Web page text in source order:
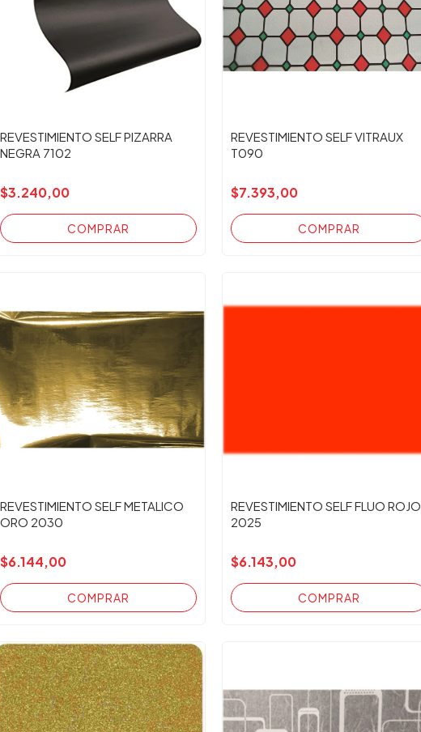
REVESTIMIENTO SELF PIZARRA
NEGRA 7102
$3.240,00
REVESTIMIENTO SELF VITRAUX
T090
$7.393,00
REVESTIMIENTO SELF METALICO
ORO 2030
$6.144,00
REVESTIMIENTO SELF FLUO ROJO
2025
$6.143,00